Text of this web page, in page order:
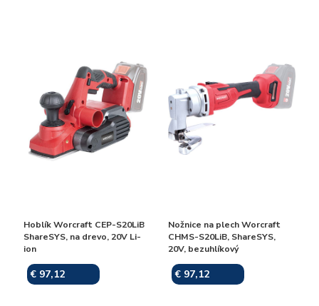
Hoblík Worcraft CEP-S20LiB
ShareSYS, na drevo, 20V Li-
ion
€ 97,12
Nožnice na plech Worcraft
CHMS-S20LiB, ShareSYS,
20V, bezuhlíkový
€ 97,12